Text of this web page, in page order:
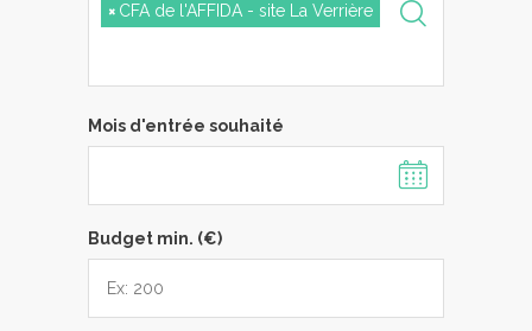
× CFA de l'AFFIDA - site La Verrière
Mois d'entrée souhaité
Budget min. (€)